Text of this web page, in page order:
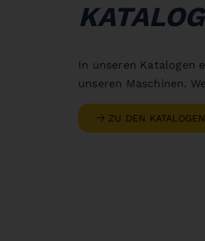
In unseren Katalogen
unseren Maschinen.
ZU DEN KATALOGEN